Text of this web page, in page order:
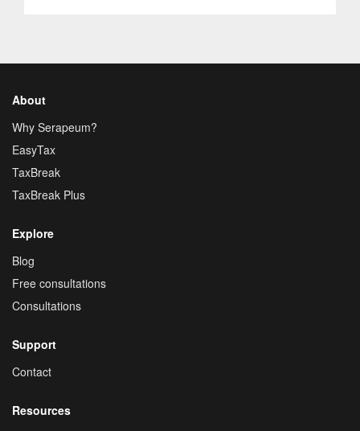
About
Why Serapeum?
EasyTax
TaxBreak
TaxBreak Plus
Explore
Blog
Free consultations
Consultations
Support
Contact
Resources